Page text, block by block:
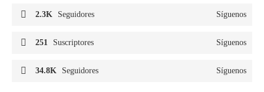
2.3K Seguidores Síguenos
251 Suscriptores Síguenos
34.8K Seguidores Síguenos